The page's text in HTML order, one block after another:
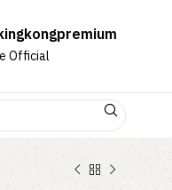
Official